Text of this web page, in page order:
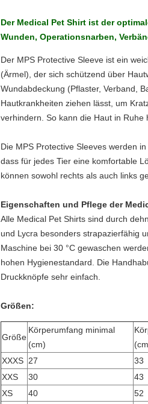
Der Medical Pet Shirt ist der
Wunden, Operationsnarben,
Der MPS Protective Sleeve ist ein
(Ärmel), der sich schützend über
Wundabdeckung (Pflaster, Verband,
Hautkrankheiten ziehen lässt, um
verhindern. So kann die Haut in Ruhe
Die MPS Protective Sleeves werden
dass für jedes Tier eine komfortable
können sowohl rechts als auch links
Eigenschaften und Pflege der
Alle Medical Pet Shirts sind durch
und Lycra besonders strapazierfähig
Maschine bei 30 °C gewaschen
hohen Hygienestandard. Die
Druckknöpfe sehr einfach.
Größen:
Größe
Körperumfang minimal
(cm)
XXXS 27 33
XXS
30 43
XS
40 52